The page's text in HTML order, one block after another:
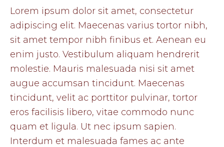
Lorem ipsum dolor sit amet, consectetur
adipiscing elit. Maecenas varius tortor nibh,
sit amet tempor nibh finibus et. Aenean eu
enim justo. Vestibulum aliquam hendrerit
molestie. Mauris malesuada nisi sit amet
augue accumsan tincidunt. Maecenas
tincidunt, velit ac porttitor pulvinar, tortor
eros facilisis libero, vitae commodo nunc
quam et ligula. Ut nec ipsum sapien.
Interdum et malesuada fames ac ante